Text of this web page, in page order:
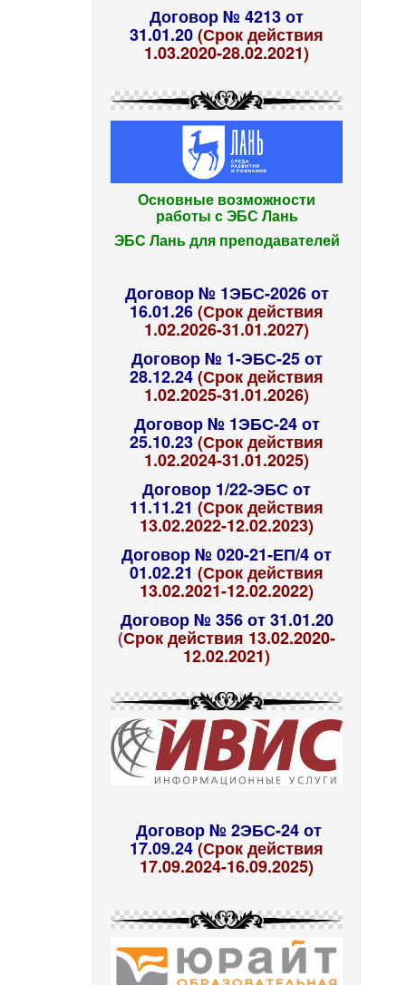
Договор № 4213 от
31.01.20(Срок действия
1.03.2020-28.02.2021)
Основные возможности
работы с ЭБС Лань
ЭБС Лань для преподавателей
Договор № 1ЭБС-2026 от
16.01.26(Срок действия
1.02.2026-31.01.2027)
Договор № 1-ЭБС-25 от
28.12.24(Срок действия
1.02.2025-31.01.2026)
Договор № 1ЭБС-24 от
25.10.23(Срок действия
1.02.2024-31.01.2025)
Договор 1/22-ЭБС от
11.11.21 (Срок действия
13.02.2022-12.02.2023)
Договор № 020-21-ЕП/4 от
01.02.21 (Срок действия
13.02.2021-12.02.2022)
Договор № 356 от 31.01.20
(Срок действия 13.02.2020-
12.02.2021)
Договор № 2ЭБС-24 от
17.09.24(Срок действия
17.09.2024-16.09.2025)